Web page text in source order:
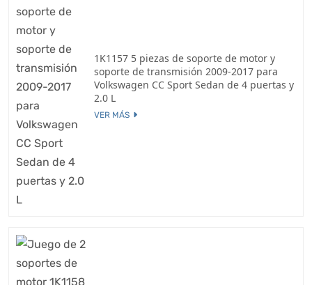
1K1157 5 piezas de soporte de motor y
soporte de transmisión 2009-2017 para
Volkswagen CC Sport Sedan de 4 puertas y
2.0 L
VER MÁS